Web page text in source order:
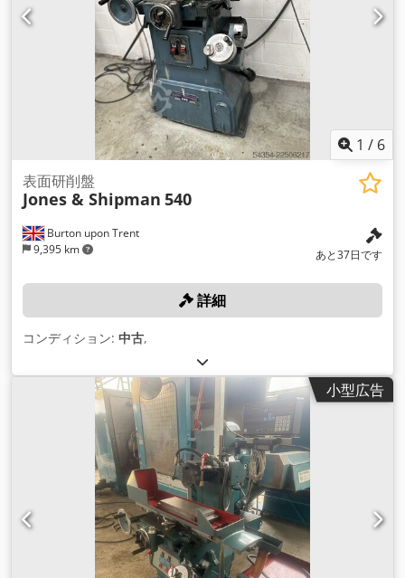
1 / 6
Burton upon Trent
9,395 km
表面研削盤
Jones & Shipman 540
あと37日です
詳細
コンディション: 中古,
小型広告